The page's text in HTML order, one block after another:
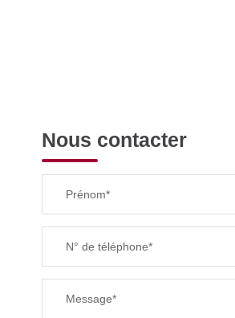
Nous contacter
Prénom*
N° de téléphone*
Message*